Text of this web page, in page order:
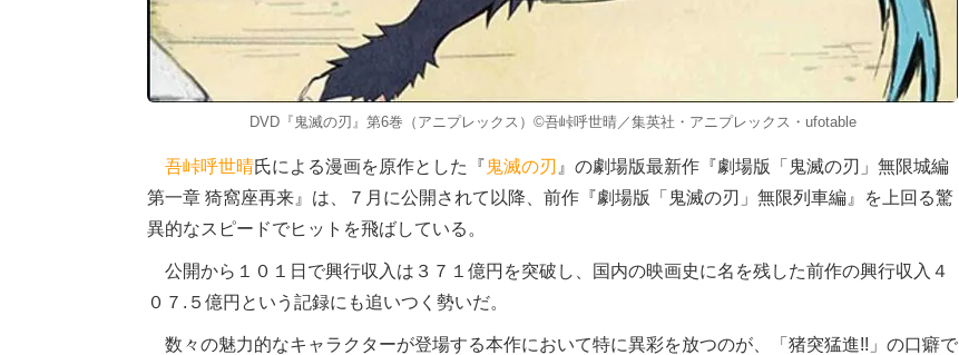
DVD『鬼滅の刃』第6巻（アニプレックス）©吾峠呼世晴／集英社・アニプレックス・ufotable
吾峠呼世晴氏による漫画を原作とした『鬼滅の刃 』の劇場版最新作『劇場版「鬼滅の刃」無限城編
第一章 猗窩座再来』は、７月に公開されて以降、前作『劇場版「鬼滅の刃」無限列車編』を上回る驚
異的なスピードでヒットを飛ばしている。
公開から１０１日で興行収入は３７１億円を突破し、国内の映画史に名を残した前作の興行収入４
０７.５億円という記録にも追いつく勢いだ。
数々の魅力的なキャラクターが登場する本作において特に異彩を放つのが、「猪突猛進!!」の口癖で